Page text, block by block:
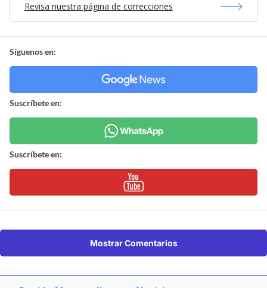
Revisa nuestra página de correcciones
Síguenos en:
Suscríbete en:
Suscríbete en:
Mostrar Comentarios